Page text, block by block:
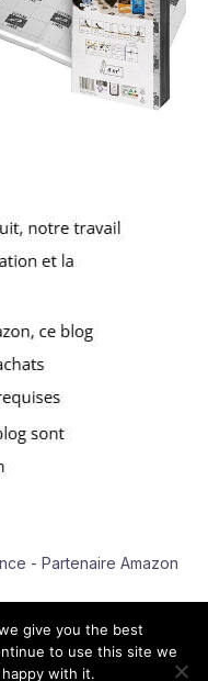
- Partenaire Amazon
give you the best
to use this site we
with it.